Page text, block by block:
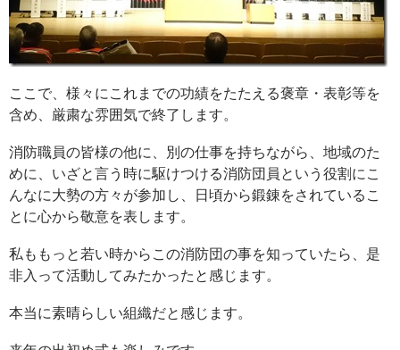
ここで、様々にこれまでの功績をたたえる褒章・表彰等を
含め、厳粛な雰囲気で終了します。
消防職員の皆様の他に、別の仕事を持ちながら、地域のた
めに、いざと言う時に駆けつける消防団員という役割にこ
んなに大勢の方々が参加し、日頃から鍛錬をされているこ
とに心から敬意を表します。
私ももっと若い時からこの消防団の事を知っていたら、是
非入って活動してみたかったと感じます。
本当に素晴らしい組織だと感じます。